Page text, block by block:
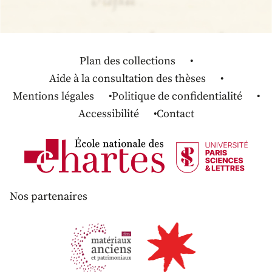
Plan des collections
Aide à la consultation des thèses
Mentions légales
Politique de confidentialité
Accessibilité
Contact
Nos partenaires